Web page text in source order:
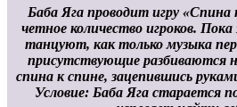
Баба Яга проводит игру
четное количество игроков.
танцуют, как только музыка
присутствующие разби­ваются
спина к спине, зацепившись
Условие: Баба Яга старается